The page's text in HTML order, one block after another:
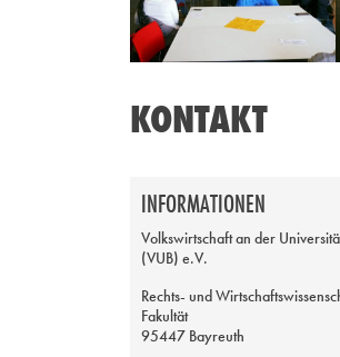
KONTAKT
INFORMATIONEN
Volkswirtschaft an der
(VUB) e.V.
Rechts- und
Fakultät
95447 Bayreuth